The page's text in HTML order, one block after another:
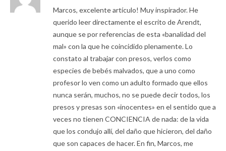
Marcos, excelente artículo! Muy inspirador. He
querido leer directamente el escrito de Arendt,
aunque se por referencias de esta «banalidad del
mal» con la que he coincidido plenamente. Lo
constato al trabajar con presos, verlos como
especies de bebés malvados, que a uno como
profesor lo ven como un adulto formado que ellos
nunca serán, muchos, no se puede decir todos, los
presos y presas son «inocentes» en el sentido que a
veces no tienen CONCIENCIA de nada: de la vida
que los condujo allí, del daño que hicieron, del daño
que son capaces de hacer. En fin, Marcos, me